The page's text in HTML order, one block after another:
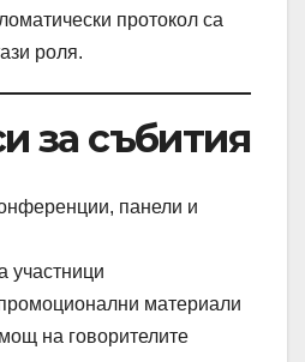
протокол са
роля.
за събития
панели и
участници
материали
на говорителите